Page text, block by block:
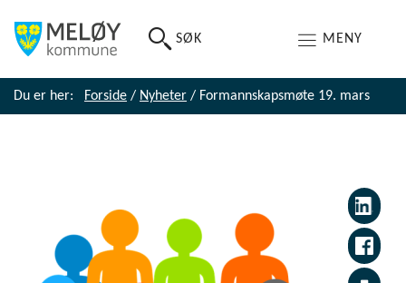
SØK MENY
Du er her: Forside / Nyheter / Formannskapsmøte 19. mars